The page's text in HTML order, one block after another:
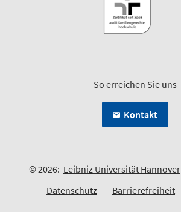
So erreichen Sie uns
Kontakt
© 2026: Leibniz Universität Hannover
Datenschutz
Barrierefreiheit